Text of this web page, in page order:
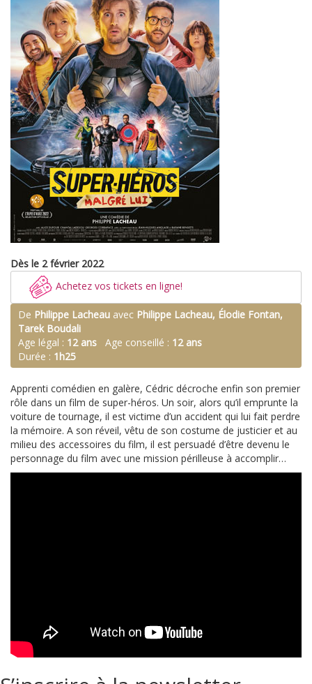
Dès le 2 février 2022
Achetez vos tickets en ligne!
De Philippe Lacheau avec Philippe Lacheau, Élodie Fontan,
Tarek Boudali
Age légal : 12 ans Age conseillé : 12 ans
Durée : 1h25
Apprenti comédien en galère, Cédric décroche enfin son premier
rôle dans un film de super-héros. Un soir, alors qu’il emprunte la
voiture de tournage, il est victime d’un accident qui lui fait perdre
la mémoire. A son réveil, vêtu de son costume de justicier et au
milieu des accessoires du film, il est persuadé d’être devenu le
personnage du film avec une mission périlleuse à accomplir…